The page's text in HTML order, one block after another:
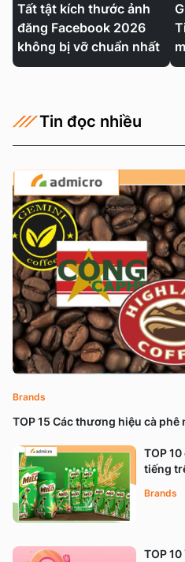
Tất tật kích thước ảnh
đăng Facebook 2026
không bị vỡ chuẩn nhất
Tin đọc nhiều
TOP 15 Các thương hiệu cà phê
Brands
TOP
tiếng
Brands
TOP